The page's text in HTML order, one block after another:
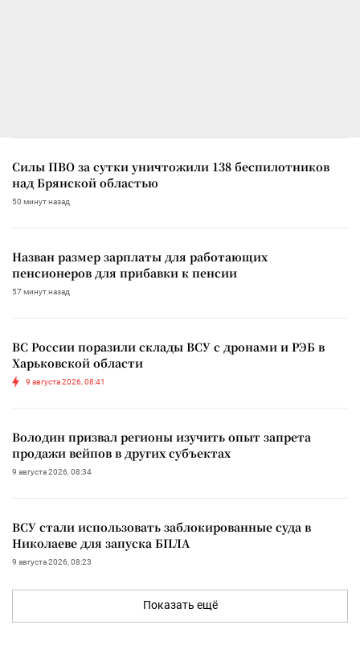
Силы ПВО за сутки уничтожили 138 беспилотников
над Брянской областью
50 минут назад
Назван размер зарплаты для работающих
пенсионеров для прибавки к пенсии
57 минут назад
ВС России поразили склады ВСУ с дронами и РЭБ в
Харьковской области
9 августа 2026, 08:41
Володин призвал регионы изучить опыт запрета
продажи вейпов в других субъектах
9 августа 2026, 08:34
ВСУ стали использовать заблокированные суда в
Николаеве для запуска БПЛА
9 августа 2026, 08:23
Показать ещё